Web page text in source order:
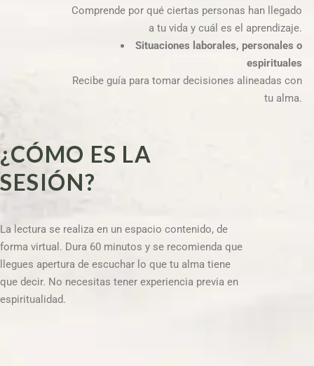
Comprende por qué ciertas personas han llegado
a tu vida y cuál es el aprendizaje.
Situaciones laborales, personales o
espirituales
Recibe guía para tomar decisiones alineadas con
tu alma.
¿CÓMO ES LA
SESIÓN?
La lectura se realiza en un espacio contenido, de
forma virtual. Dura 60 minutos y se recomienda que
llegues apertura de escuchar lo que tu alma tiene
que decir. No necesitas tener experiencia previa en
espiritualidad.